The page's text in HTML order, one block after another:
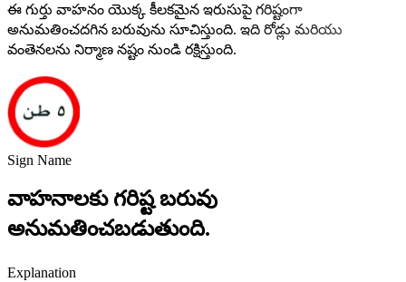
ఈ గుర్తు వాహనం యొక్క కీలకమైన ఇరుసుపై గరిష్టంగా
అనుమతించదగిన బరువును సూచిస్తుంది. ఇది రోడ్లు మరియు
వంతెనలను నిర్మాణ నష్టం నుండి రక్షిస్తుంది.
Sign Name
వాహనాలకు గరిష్ట బరువు
అనుమతించబడుతుంది.
Explanation